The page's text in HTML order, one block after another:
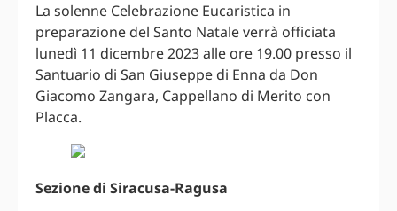
La solenne Celebrazione Eucaristica in
preparazione del Santo Natale verrà officiata
lunedì 11 dicembre 2023 alle ore 19.00 presso il
Santuario di San Giuseppe di Enna da Don
Giacomo Zangara, Cappellano di Merito con
Placca.
Sezione di Siracusa-Ragusa